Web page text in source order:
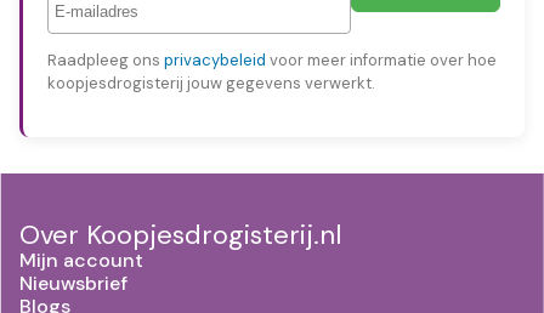
Raadpleeg ons privacybeleid voor meer informatie over hoe
koopjesdrogisterij jouw gegevens verwerkt.
Over Koopjesdrogisterij.nl
Mijn account
Nieuwsbrief
Blogs